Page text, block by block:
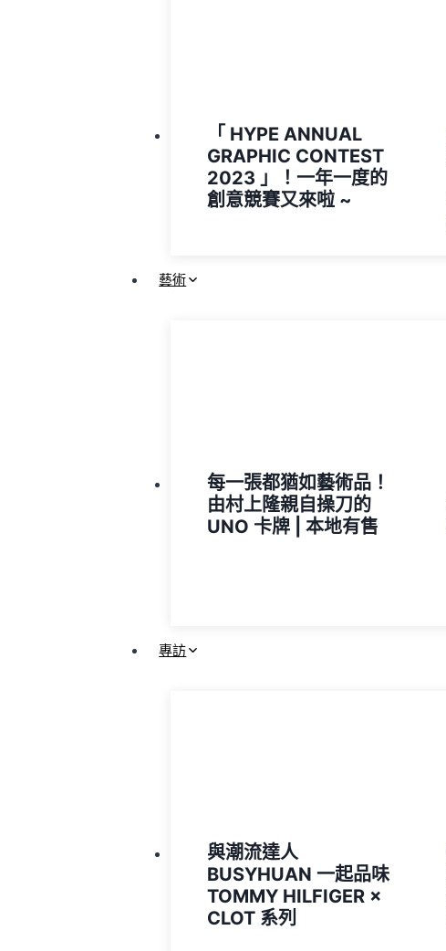
「 HYPE ANNUAL
GRAPHIC CONTEST
2023 」！一年一度的
創意競賽又來啦 ~
藝術
每一張都猶如藝術品！
由村上隆親自操刀的
UNO 卡牌 | 本地有售
專訪
與潮流達人
BUSYHUAN 一起品味
TOMMY HILFIGER ×
CLOT 系列